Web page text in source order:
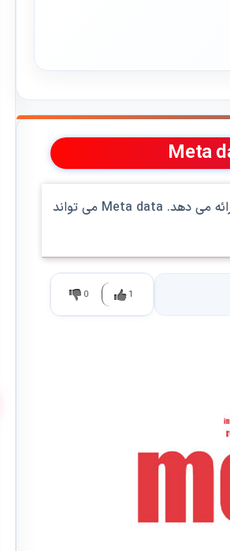
متادیتا چیست؟ توضیحات مختصری بوده که توصیفی را به موتورهای جستجو ارائه می دهد. Meta data می تواند
1
0